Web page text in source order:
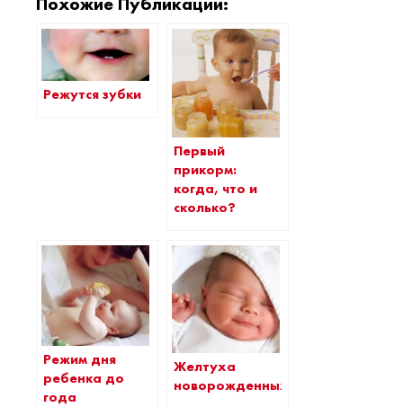
Режутся зубки
Первый
прикорм:
когда, что и
сколько?
Режим дня
ребенка до
года
Желтуха
новорожденных